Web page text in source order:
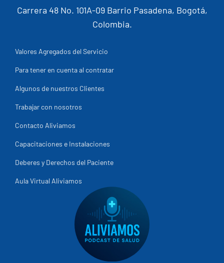
Carrera 48 No. 101A-09 Barrio Pasadena, Bogotá,
Colombia.
Valores Agregados del Servicio
Para tener en cuenta al contratar
Algunos de nuestros Clientes
Trabajar con nosotros
Contacto Aliviamos
Capacitaciones e Instalaciones
Deberes y Derechos del Paciente
Aula Virtual Aliviamos